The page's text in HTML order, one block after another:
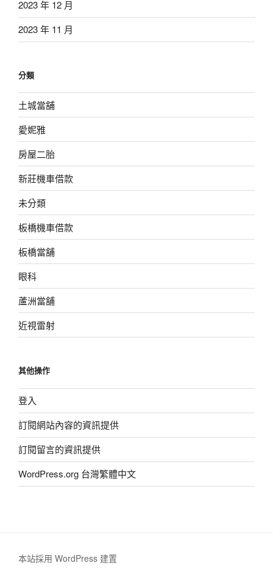
2023 年 12 月
2023 年 11 月
分類
土城當舖
愛妮雅
房屋二胎
新莊機車借款
未分類
板橋機車借款
板橋當舖
眼科
蘆洲當舖
近視雷射
其他操作
登入
訂閱網站內容的資訊提供
訂閱留言的資訊提供
WordPress.org 台灣繁體中文
本站採用 WordPress 建置